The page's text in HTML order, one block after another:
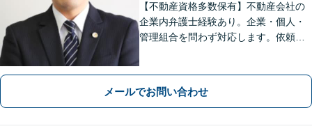
【不動産資格多数保有】不動産会社の
企業内弁護士経験あり。企業・個人・
管理組合を問わず対応します。依頼者
メールでお問い合わせ